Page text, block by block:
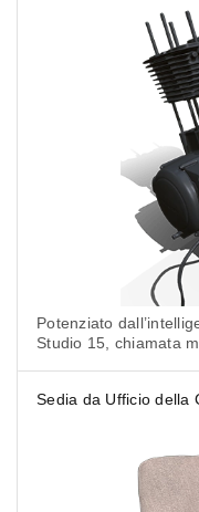
Potenziato
Studio 15, chiamata
Sedia da Ufficio della